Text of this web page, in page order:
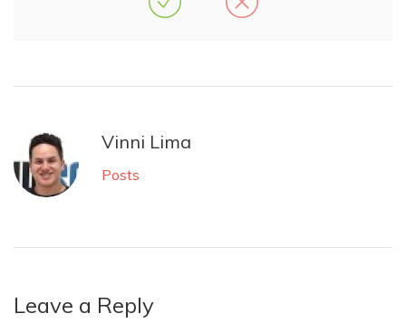
Vinni Lima
Posts
Leave a Reply